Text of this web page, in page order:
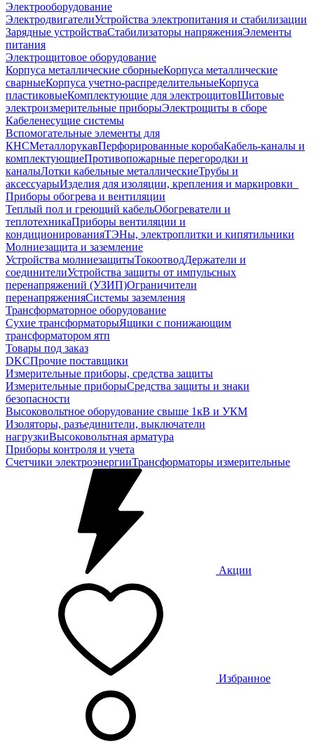
Электрооборудование
ЭлектродвигателиУстройства электропитания и стабилизации
Зарядные устройстваСтабилизаторы напряженияЭлементы
питания
Электрощитовое оборудование
Корпуса металлические сборныеКорпуса металлические
сварныеКорпуса учетно-распределительныеКорпуса
пластиковыеКомплектующие для электрощитовЩитовые
электроизмерительные приборыЭлектрощиты в сборе
Кабеленесущие системы
Вспомогательные элементы для
КНСМеталлорукавПерфорированные коробаКабель-каналы и
комплектующиеПротивопожарные перегородки и
каналыЛотки кабельные металлическиеТрубы и
аксессуарыИзделия для изоляции, крепления и маркировки
Приборы обогрева и вентиляции
Теплый пол и греющий кабельОбогреватели и
теплотехникаПриборы вентиляции и
кондиционированияТЭНы, электроплитки и кипятильники
Молниезащита и заземление
Устройства молниезащитыТокоотводДержатели и
соединителиУстройства защиты от импульсных
перенапряжений (УЗИП)Ограничители
перенапряженияСистемы заземления
Трансформаторное оборудование
Сухие трансформаторыЯщики с понижающим
трансформатором ятп
Товары под заказ
DKCПрочие поставщики
Измерительные приборы, средства защиты
Измерительные приборыСредства защиты и знаки
безопасности
Высоковольтное оборудование свыше 1кВ и УКМ
Изоляторы, разъединители, выключатели
нагрузкиВысоковольтная арматура
Приборы контроля и учета
Счетчики электроэнергииТрансформаторы измерительные
Акции
Избранное